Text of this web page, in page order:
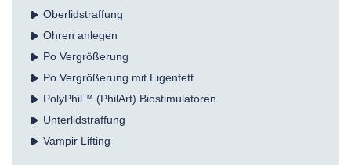
Oberlidstraffung
Ohren anlegen
Po Vergrößerung
Po Vergrößerung mit Eigenfett
PolyPhil™ (PhilArt) Biostimulatoren
Unterlidstraffung
Vampir Lifting